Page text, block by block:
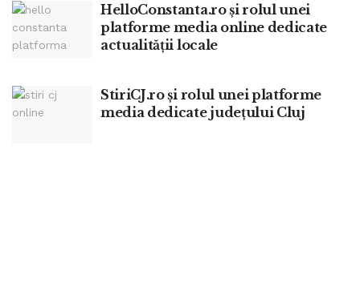
HelloConstanta.ro și rolul unei
platforme media online dedicate
actualității locale
StiriCJ.ro și rolul unei platforme
media dedicate județului Cluj